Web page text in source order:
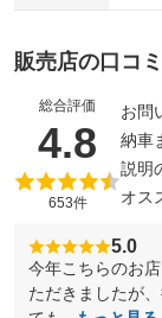
販売店の口コミ
総合評価
4.8
653件
お問
納車
説明
オス
5.0
今年こちらのお
ただきましたが